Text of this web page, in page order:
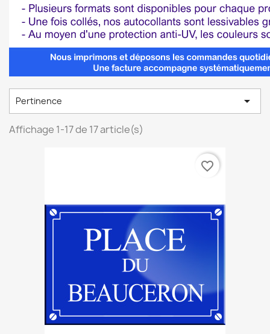
Pertinence 
Affichage 1-17 de 17 article(s)
favorite_border